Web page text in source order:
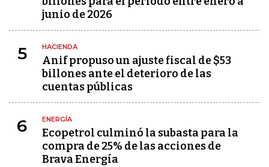
junio de 2026
5 HACIENDA
Anif propuso un ajuste fiscal de $53
billones ante el deterioro de las
cuentas públicas
6 ENERGÍA
Ecopetrol culminó la subasta para la
compra de 25% de las acciones de
Brava Energía